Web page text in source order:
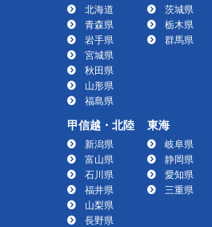
北海道
青森県
岩手県
宮城県
秋田県
山形県
福島県
茨城県
栃木県
群馬県
甲信越・北陸
新潟県
富山県
石川県
福井県
山梨県
長野県
東海
岐阜県
静岡県
愛知県
三重県